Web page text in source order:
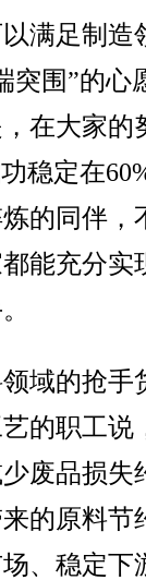
满足制造
突围”的心
在大家的
稳定在
的同伴，
能充分实
域的抢手
的职工说
废品损失
的原料节
、稳定下